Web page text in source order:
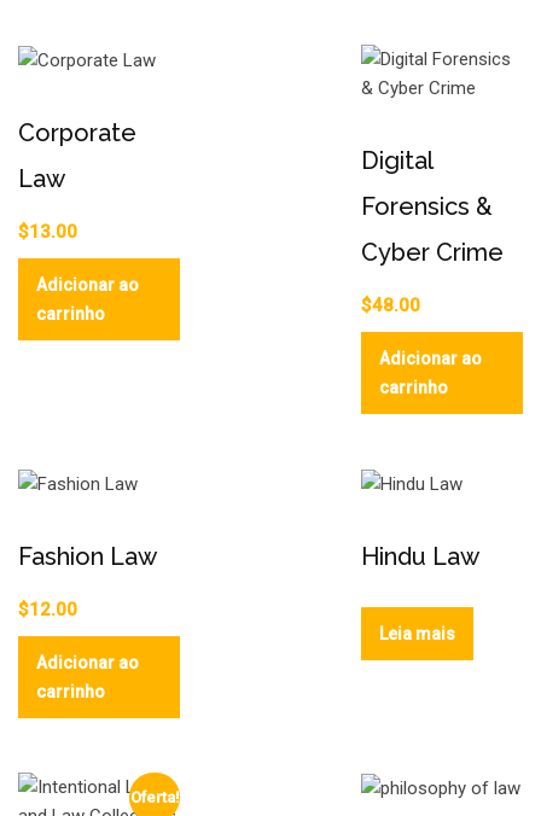
Corporate
Law
$13.00
Adicionar ao
carrinho
Digital
Forensics &
Cyber Crime
$48.00
Adicionar ao
carrinho
Fashion Law
$12.00
Adicionar ao
carrinho
Hindu Law
Leia mais
Oferta!